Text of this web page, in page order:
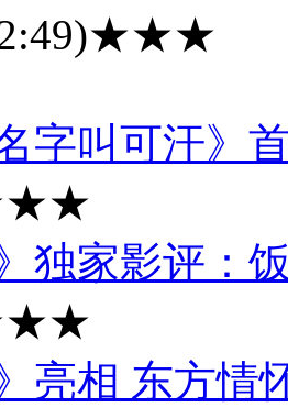
★★★
名字叫可汗》
独家影评：
》亮相 东方